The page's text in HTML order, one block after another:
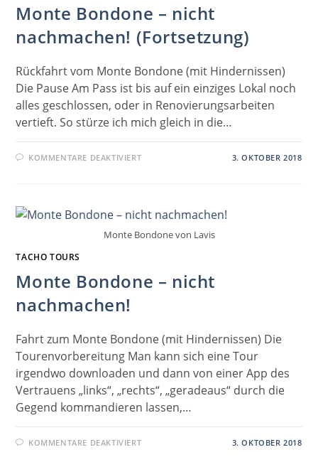
Monte Bondone – nicht
nachmachen! (Fortsetzung)
Rückfahrt vom Monte Bondone (mit Hindernissen)
Die Pause Am Pass ist bis auf ein einziges Lokal noch
alles geschlossen, oder in Renovierungsarbeiten
vertieft. So stürze ich mich gleich in die…
KOMMENTARE DEAKTIVIERTFÜR
(FORTSETZUNG)
3. OKTOBER 2018
Monte Bondone von Lavis
TACHO TOURS
Monte Bondone – nicht
nachmachen!
Fahrt zum Monte Bondone (mit Hindernissen) Die
Tourenvorbereitung Man kann sich eine Tour
irgendwo downloaden und dann von einer App des
Vertrauens „links“, „rechts“, „geradeaus“ durch die
Gegend kommandieren lassen,…
KOMMENTARE DEAKTIVIERTFÜR 3. OKTOBER 2018